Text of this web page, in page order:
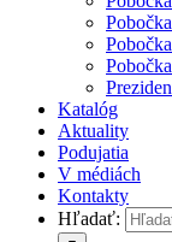
Katalóg
Aktuality
Podujatia
V médiách
Kontakty
Hľadať: